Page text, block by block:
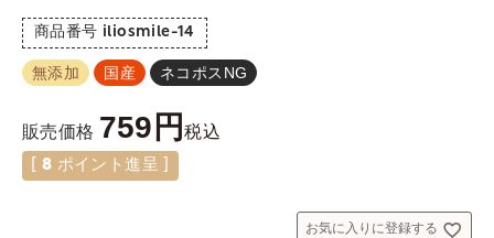
商品番号 iliosmile-14
無添加 国産 ネコポスNG
販売価格 759 税込
8 ポイント進呈 ]
お気に入りに登録する